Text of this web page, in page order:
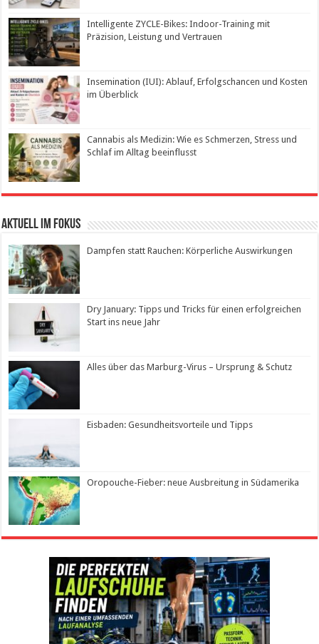
Intelligente ZYCLE-Bikes: Indoor-Training mit
Präzision, Leistung und Vertrauen
Insemination (IUI): Ablauf, Erfolgschancen und Kosten
im Überblick
Cannabis als Medizin: Wie es Schmerzen, Stress und
Schlaf im Alltag beeinflusst
Aktuell im Fokus
Dampfen statt Rauchen: Körperliche Auswirkungen
Dry January: Tipps und Tricks für einen erfolgreichen
Start ins neue Jahr
Alles über das Marburg-Virus – Ursprung & Schutz
Eisbaden: Gesundheitsvorteile und Tipps
Oropouche-Fieber: neue Ausbreitung in Südamerika